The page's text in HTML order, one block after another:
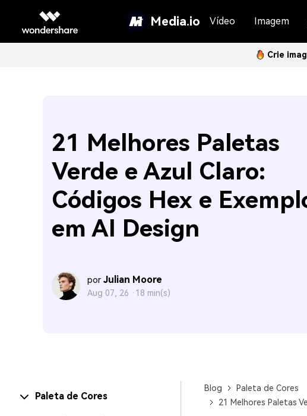
Media.io Vídeo Imagem
Crie
21 Melhores Paletas
Verde e Azul Claro:
Códigos Hex e
em AI Design
por Julian Moore
Aug 07, 26 · 18 min(s)
Paleta de Cores
Blog
Paleta de Cores
21 Melhores Paletas